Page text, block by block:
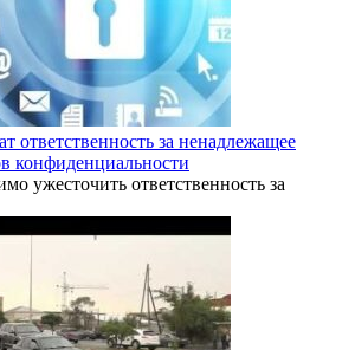
ответственность за ненадлежащее
конфиденциальности
ужесточить ответственность за